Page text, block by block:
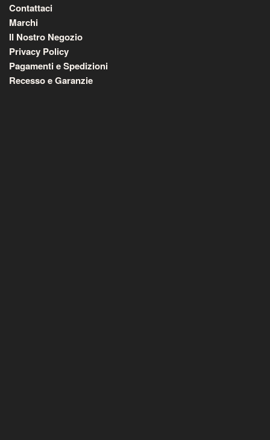
Contattaci
Marchi
Il Nostro Negozio
Privacy Policy
Pagamenti e Spedizioni
Recesso e Garanzie